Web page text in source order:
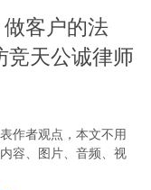
客户的法
天公诚律师
作者观点，本文不用
容、图片、音频、视